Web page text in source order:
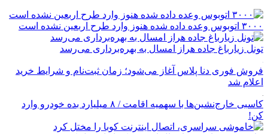
۳۰۰۰ اتوبوس وعده داده شده هنوز وارد طرح اربعین نشده است
تونل زیارباغ جاده هراز امسال به بهره‌برداری می‌رسد
فروش فوری دنا پلاس آغاز می‌شود؛ زمان ثبت‌نام و شرایط خرید
اعلام شد
کاسبی خارج‌نشین‌ها با سهمیه اقامت / ۸ میلیارد بده خودرو وارد
کن!